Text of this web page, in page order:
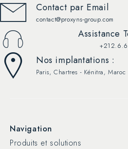
Contact par Email
contact@proxyns-group.com
Assistance
Nos implantations :
Paris, Chartres - Kénitra, Maroc
Navigation
Produits et solutions